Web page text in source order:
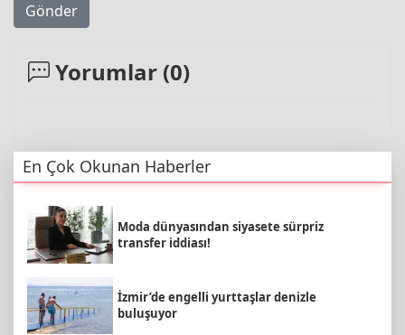
Gönder
Yorumlar (0)
En Çok Okunan Haberler
Moda dünyasından siyasete sürpriz
transfer iddiası!
İzmir’de engelli yurttaşlar denizle
buluşuyor